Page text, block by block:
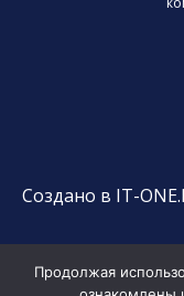
Создано в IT-
Продолжая